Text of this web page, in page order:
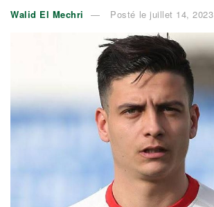
Walid El Mechri Posté le juillet 14, 2023